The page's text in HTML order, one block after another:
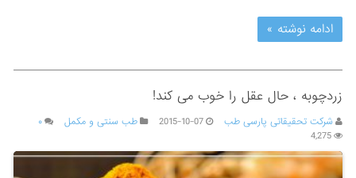
ادامه نوشته »
زردچوبه ، حال عقل را خوب می کند!
شرکت تحقیقاتی پارسی طب 2015-10-07 طب سنتی و مکمل
۰
4,275